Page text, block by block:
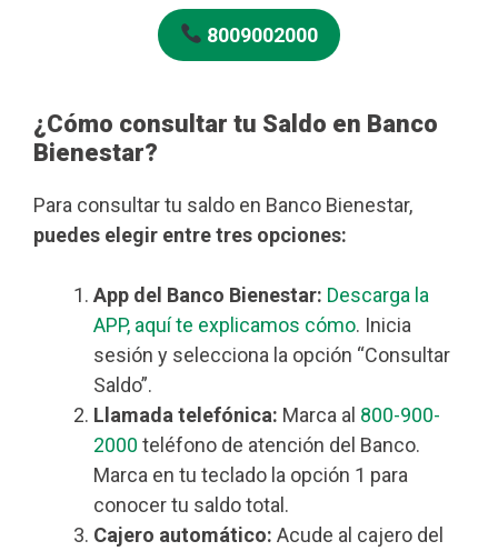
8009002000
¿Cómo consultar tu Saldo en Banco
Bienestar?
Para consultar tu saldo en Banco Bienestar,
puedes elegir entre tres opciones:
App del Banco Bienestar: Descarga la
APP, aquí te explicamos cómo. Inicia
sesión y selecciona la opción “Consultar
Saldo”.
Llamada telefónica: Marca al 800-900-
2000 teléfono de atención del Banco.
Marca en tu teclado la opción 1 para
conocer tu saldo total.
Cajero automático: Acude al cajero del